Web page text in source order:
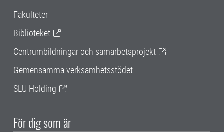
Fakulteter
Biblioteket
Centrumbildningar och samarbetsprojekt
Gemensamma verksamhetsstödet
SLU Holding
För dig som är